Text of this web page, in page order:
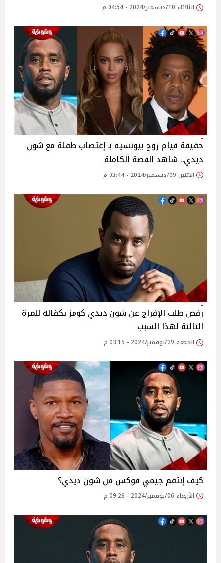
الثلاثاء 10/ديسمبر/2024 - 04:54 م
حقيقة قيام زوج بيونسيه بـ إغتصاب طفلة مع شون
ديدي.. شاهد القصة الكاملة
الإثنين 09/ديسمبر/2024 - 03:44 م
رفض طلب الإفراج عن شون ديدي كومز بكفالة للمرة
الثالثة لهذا السبب
الجمعة 29/نوفمبر/2024 - 03:15 م
كيف إنتقم جيمي فوكس من شون ديدي؟
الأربعاء 06/نوفمبر/2024 - 09:26 م